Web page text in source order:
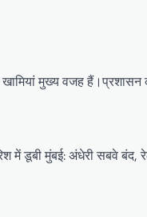
खामियां मुख्य वजह
में डूबी मुंबई: अंधेरी सबवे